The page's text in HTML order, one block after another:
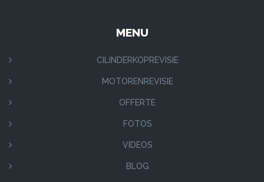
MENU
CILINDERKOPREVISIE
MOTORENREVISIE
OFFERTE
FOTOS
VIDEOS
BLOG